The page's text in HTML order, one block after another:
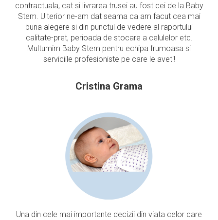
contractuala, cat si livrarea trusei au fost cei de la Baby
Stem. Ulterior ne-am dat seama ca am facut cea mai
buna alegere si din punctul de vedere al raportului
calitate-pret, perioada de stocare a celulelor etc.
Multumim Baby Stem pentru echipa frumoasa si
serviciile profesioniste pe care le aveti!
Cristina Grama
Una din cele mai importante decizii din viata celor care